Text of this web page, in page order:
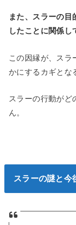
また、スラーの
したことに関係し
この因縁が、スラ
かにするカギとな
スラーの行動がど
ん。
スラーの謎と今